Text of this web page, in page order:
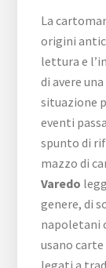
La
origini
lettura e
di avere
situazione
eventi
spunto di
mazzo di
Varedo
genere, di
napoletani
usano